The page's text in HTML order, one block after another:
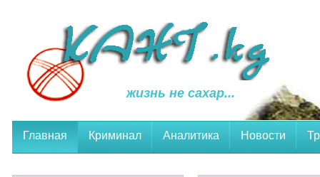
жизнь не сахар...
Главная Криминал Аналитика Новости